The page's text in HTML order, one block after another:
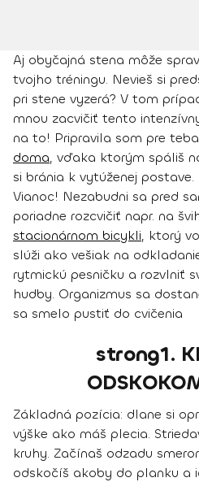
Aj obyčajná stena môže
tvojho tréningu. Nevieš si
pri stene vyzerá? V tom
mnou zacvičiť tento
na to! Pripravila som pre
doma, vďaka ktorým spáliš
si bránia k vytúženej
Vianoc! Nezabudni sa pred
poriadne rozcvičiť napr. na
stacionárnom bicykli, ktorý
slúži ako vešiak na
rytmickú pesničku a rozvlniť
hudby. Organizmus sa
sa smelo pustiť do cvičenia
strong1.
Základná pozícia: dlane si
výške ako máš plecia.
kruhy. Začínaš odzadu
odskočíš akoby do planku a